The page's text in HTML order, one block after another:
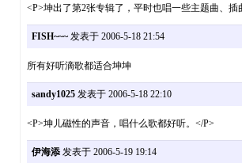
<P>坤出了第2张专辑了，平时也唱一些主题曲、
FISH~~~发表于 2006-5-18 21:54
所有好听滴歌都适合坤坤
sandy1025发表于 2006-5-18 22:10
<P>坤儿磁性的声音，唱什么歌都好听。</P>
伊海添发表于 2006-5-19 19:14